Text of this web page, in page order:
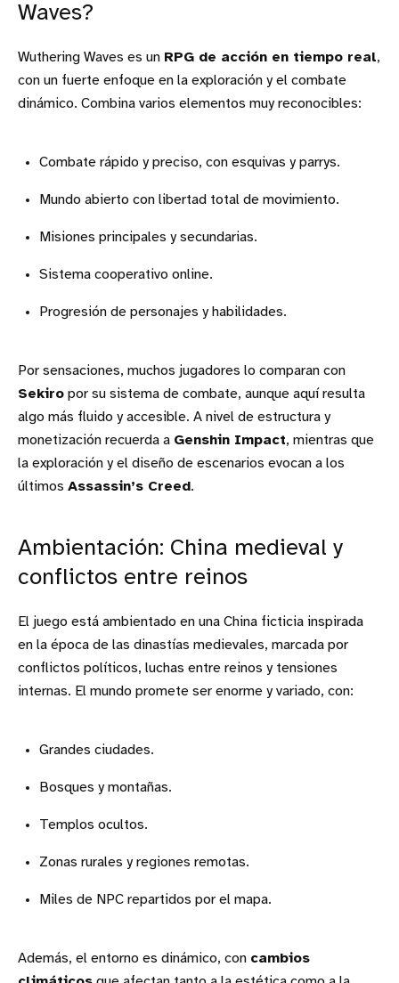
Waves?
Wuthering Waves es un RPG de acción en tiempo real,
con un fuerte enfoque en la exploración y el combate
dinámico. Combina varios elementos muy reconocibles:
Combate rápido y preciso, con esquivas y parrys.
Mundo abierto con libertad total de movimiento.
Misiones principales y secundarias.
Sistema cooperativo online.
Progresión de personajes y habilidades.
Por sensaciones, muchos jugadores lo comparan con
Sekiro por su sistema de combate, aunque aquí resulta
algo más fluido y accesible. A nivel de estructura y
monetización recuerda a Genshin Impact, mientras que
la exploración y el diseño de escenarios evocan a los
últimos Assassin’s Creed.
Ambientación: China medieval y
conflictos entre reinos
El juego está ambientado en una China ficticia inspirada
en la época de las dinastías medievales, marcada por
conflictos políticos, luchas entre reinos y tensiones
internas. El mundo promete ser enorme y variado, con:
Grandes ciudades.
Bosques y montañas.
Templos ocultos.
Zonas rurales y regiones remotas.
Miles de NPC repartidos por el mapa.
Además, el entorno es dinámico, con cambios